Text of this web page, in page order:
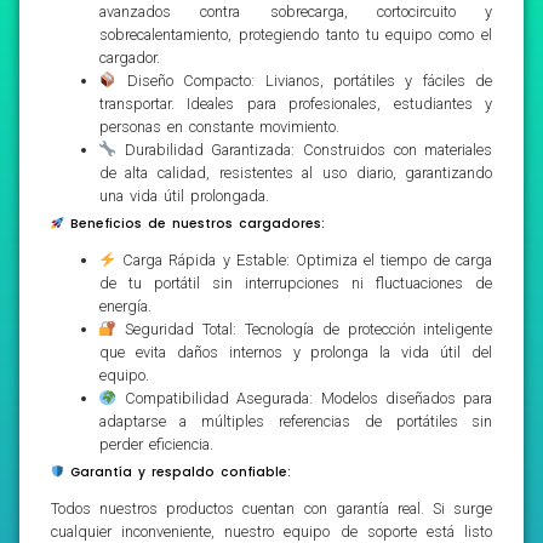
avanzados contra sobrecarga, cortocircuito y
sobrecalentamiento, protegiendo tanto tu equipo como el
cargador.
Diseño Compacto: Livianos, portátiles y fáciles de
transportar. Ideales para profesionales, estudiantes y
personas en constante movimiento.
Durabilidad Garantizada: Construidos con materiales
de alta calidad, resistentes al uso diario, garantizando
una vida útil prolongada.
Beneficios de nuestros cargadores:
Carga Rápida y Estable: Optimiza el tiempo de carga
de tu portátil sin interrupciones ni fluctuaciones de
energía.
Seguridad Total: Tecnología de protección inteligente
que evita daños internos y prolonga la vida útil del
equipo.
Compatibilidad Asegurada: Modelos diseñados para
adaptarse a múltiples referencias de portátiles sin
perder eficiencia.
Garantía y respaldo confiable:
Todos nuestros productos cuentan con garantía real. Si surge
cualquier inconveniente, nuestro equipo de soporte está listo